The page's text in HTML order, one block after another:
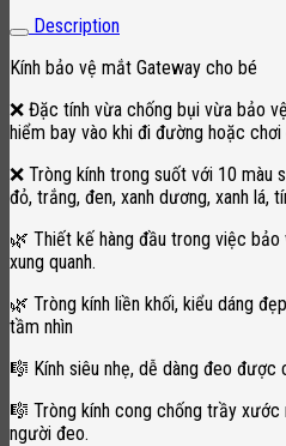
Description
Kính bảo vệ mắt Gateway cho bé
❌ Đặc tính vừa chống bụi vừa bảo
hiểm bay vào khi đi đường hoặc chơi
❌ Tròng kính trong suốt với 10 màu
đỏ, trắng, đen, xanh dương, xanh lá,
🌿 Thiết kế hàng đầu trong việc
xung quanh.
🌿 Tròng kính liền khối, kiểu dáng
tầm nhìn
🎼 Kính siêu nhẹ, dễ dàng đeo được
🎼 Tròng kính cong chống trầy xước
người đeo.